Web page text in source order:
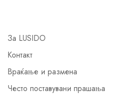
За LUSIDO
Контакт
Враќање и размена
Често поставувани прашања